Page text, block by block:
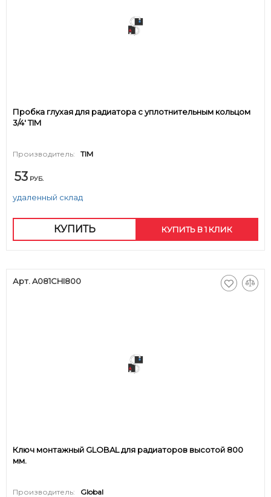
Пробка глухая для радиатора с уплотнительным кольцом
3/4' TIM
Производитель: TIM
53 РУБ.
удаленный склад
КУПИТЬ КУПИТЬ В 1 КЛИК
Арт. A081CHI800
Ключ монтажный GLOBAL для радиаторов высотой 800
мм.
Производитель:
Global